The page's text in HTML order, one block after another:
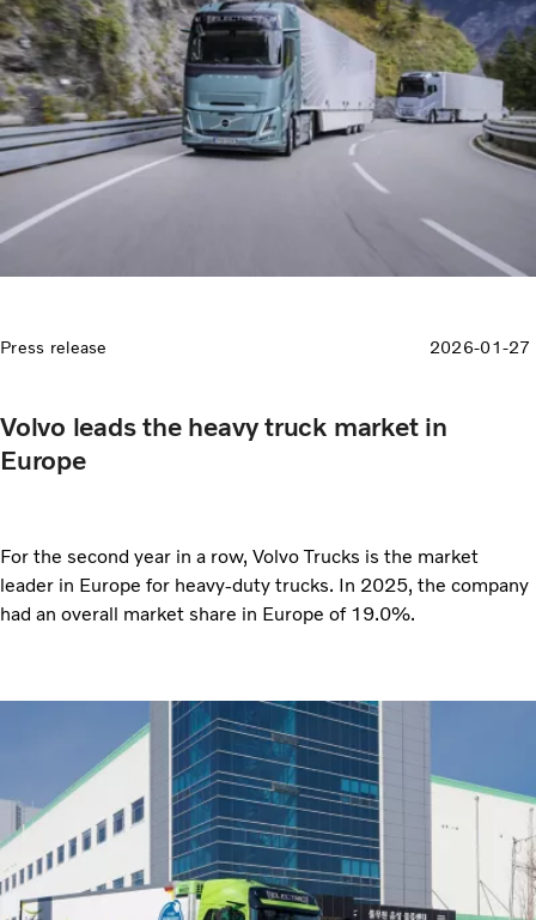
Press release 2026-01-27
Volvo leads the heavy truck market in
Europe
For the second year in a row, Volvo Trucks is the market
leader in Europe for heavy-duty trucks. In 2025, the company
had an overall market share in Europe of 19.0%.